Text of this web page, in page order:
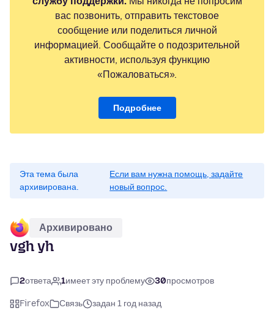
вас позвонить, отправить текстовое
сообщение или поделиться личной
информацией. Сообщайте о подозрительной
активности, используя функцию
«Пожаловаться».
Подробнее
Эта тема была
архивирована.
Если вам нужна помощь, задайте
новый вопрос.
Архивировано
vgh yh
2ответа 1имеет эту проблему 30просмотров
Firefox Связь
задан 1 год назад